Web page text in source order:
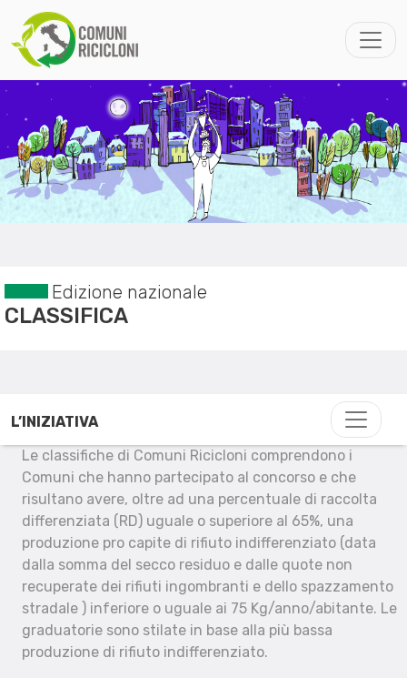
Edizione nazionale
CLASSIFICA
L’INIZIATIVA
Le classifiche di Comuni Ricicloni comprendono i
Comuni che hanno partecipato al concorso e che
risultano avere, oltre ad una percentuale di raccolta
differenziata (RD) uguale o superiore al 65%, una
produzione pro capite di rifiuto indifferenziato (data
dalla somma del secco residuo e dalle quote non
recuperate dei rifiuti ingombranti e dello spazzamento
stradale ) inferiore o uguale ai 75 Kg/anno/abitante. Le
graduatorie sono stilate in base alla più bassa
produzione di rifiuto indifferenziato.